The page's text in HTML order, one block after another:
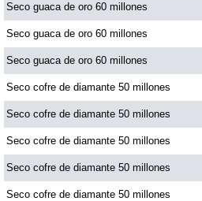
Seco guaca de oro 60 millones
Seco guaca de oro 60 millones
Seco guaca de oro 60 millones
Seco cofre de diamante 50 millones
Seco cofre de diamante 50 millones
Seco cofre de diamante 50 millones
Seco cofre de diamante 50 millones
Seco cofre de diamante 50 millones